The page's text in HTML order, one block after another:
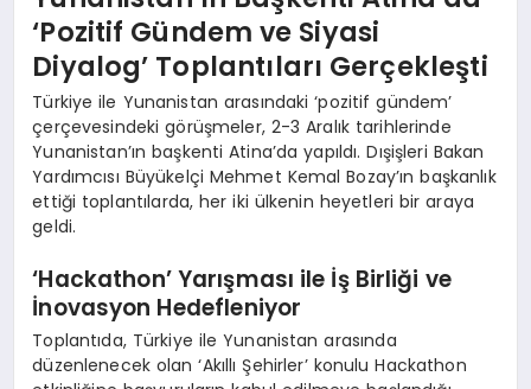
‘Pozitif Gündem ve Siyasi
Diyalog’ Toplantıları Gerçekleşti
Türkiye ile Yunanistan arasındaki ‘pozitif gündem’
çerçevesindeki görüşmeler, 2-3 Aralık tarihlerinde
Yunanistan’ın başkenti Atina’da yapıldı. Dışişleri Bakan
Yardımcısı Büyükelçi Mehmet Kemal Bozay’ın başkanlık
ettiği toplantılarda, her iki ülkenin heyetleri bir araya
geldi.
‘Hackathon’ Yarışması ile İş Birliği ve
İnovasyon Hedefleniyor
Toplantıda, Türkiye ile Yunanistan arasında
düzenlenecek olan ‘Akıllı Şehirler’ konulu Hackathon